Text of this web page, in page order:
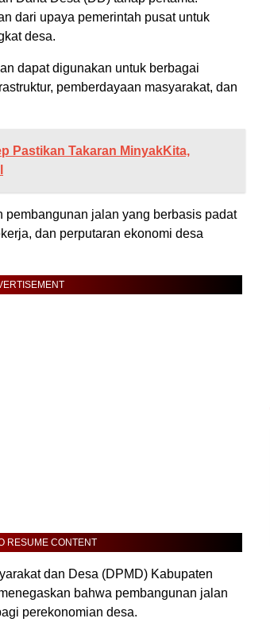
dari upaya pemerintah pusat untuk
desa.
dapat digunakan untuk berbagai
pemberdayaan masyarakat, dan
Pastikan Takaran MinyakKita,
pembangunan jalan yang berbasis padat
dan perputaran ekonomi desa
RESUME CONTENT
dan Desa (DPMD) Kabupaten
bahwa pembangunan jalan
perekonomian desa.